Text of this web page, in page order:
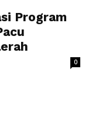
Program
0